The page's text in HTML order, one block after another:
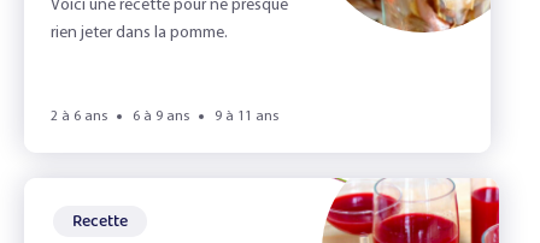
L'alimentation durable
L'automne
L'odorat
Voici une recette pour ne presque
rien jeter dans la pomme.
2 à 6 ans 6 à 9 ans 9 à 11 ans
Recette